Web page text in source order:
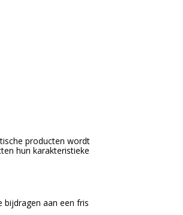
producten wordt
hun karakteristieke
bijdragen aan een fris